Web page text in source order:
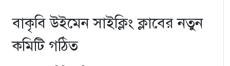
বাকৃবি উইমেন সাইক্লিং ক্লাবের নতুন
কমিটি গঠিত